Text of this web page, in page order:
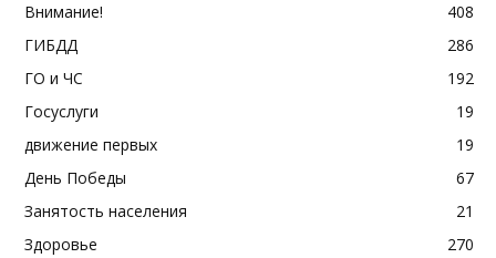
Внимание!
408
ГИБДД
286
ГО и ЧС
192
Госуслуги
19
движение первых
19
День Победы
67
Занятость населения
21
Здоровье
270